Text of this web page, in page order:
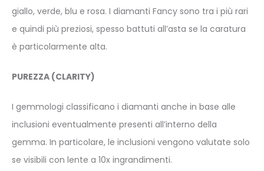
giallo, verde, blu e rosa. I diamanti Fancy sono tra i più rari
e quindi più preziosi, spesso battuti all’asta se la caratura
è particolarmente alta.
PUREZZA (CLARITY)
I gemmologi classificano i diamanti anche in base alle
inclusioni eventualmente presenti all’interno della
gemma. In particolare, le inclusioni vengono valutate solo
se visibili con lente a 10x ingrandimenti.